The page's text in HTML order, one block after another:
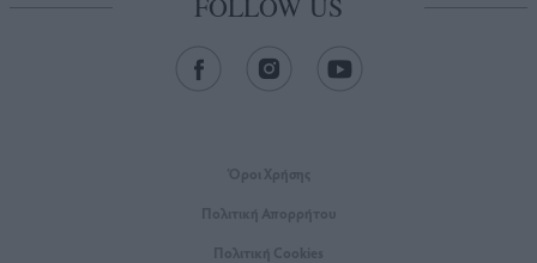
Όροι Xρήσης
Πολιτική Απορρήτου
Πολιτική Cookies